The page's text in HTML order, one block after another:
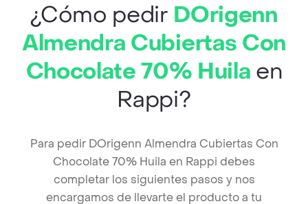
¿Cómo pedir DOrigenn
Almendra Cubiertas Con
Chocolate 70% Huila en
Rappi?
Para pedir DOrigenn Almendra Cubiertas Con
Chocolate 70% Huila en Rappi debes
completar los siguientes pasos y nos
encargamos de llevarte el producto a tu